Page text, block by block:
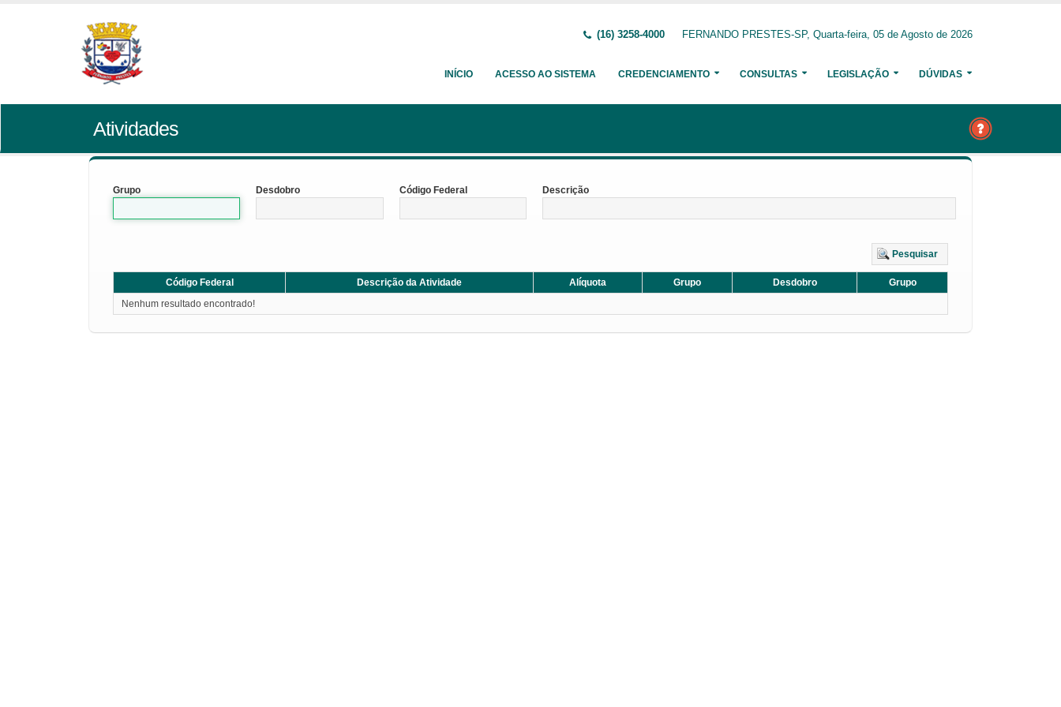
(16) 3258-4000 FERNANDO PRESTES-SP, Quarta-feira, 05 de Agosto de 2026
INÍCIO ACESSO AO SISTEMA CREDENCIAMENTO CONSULTAS LEGISLAÇÃO DÚVIDAS
Atividades
Grupo Desdobro Código Federal Descrição
Pesquisar
Código Federal Descrição da Atividade Alíquota Grupo Desdobro
Grupo
Nenhum resultado encontrado!